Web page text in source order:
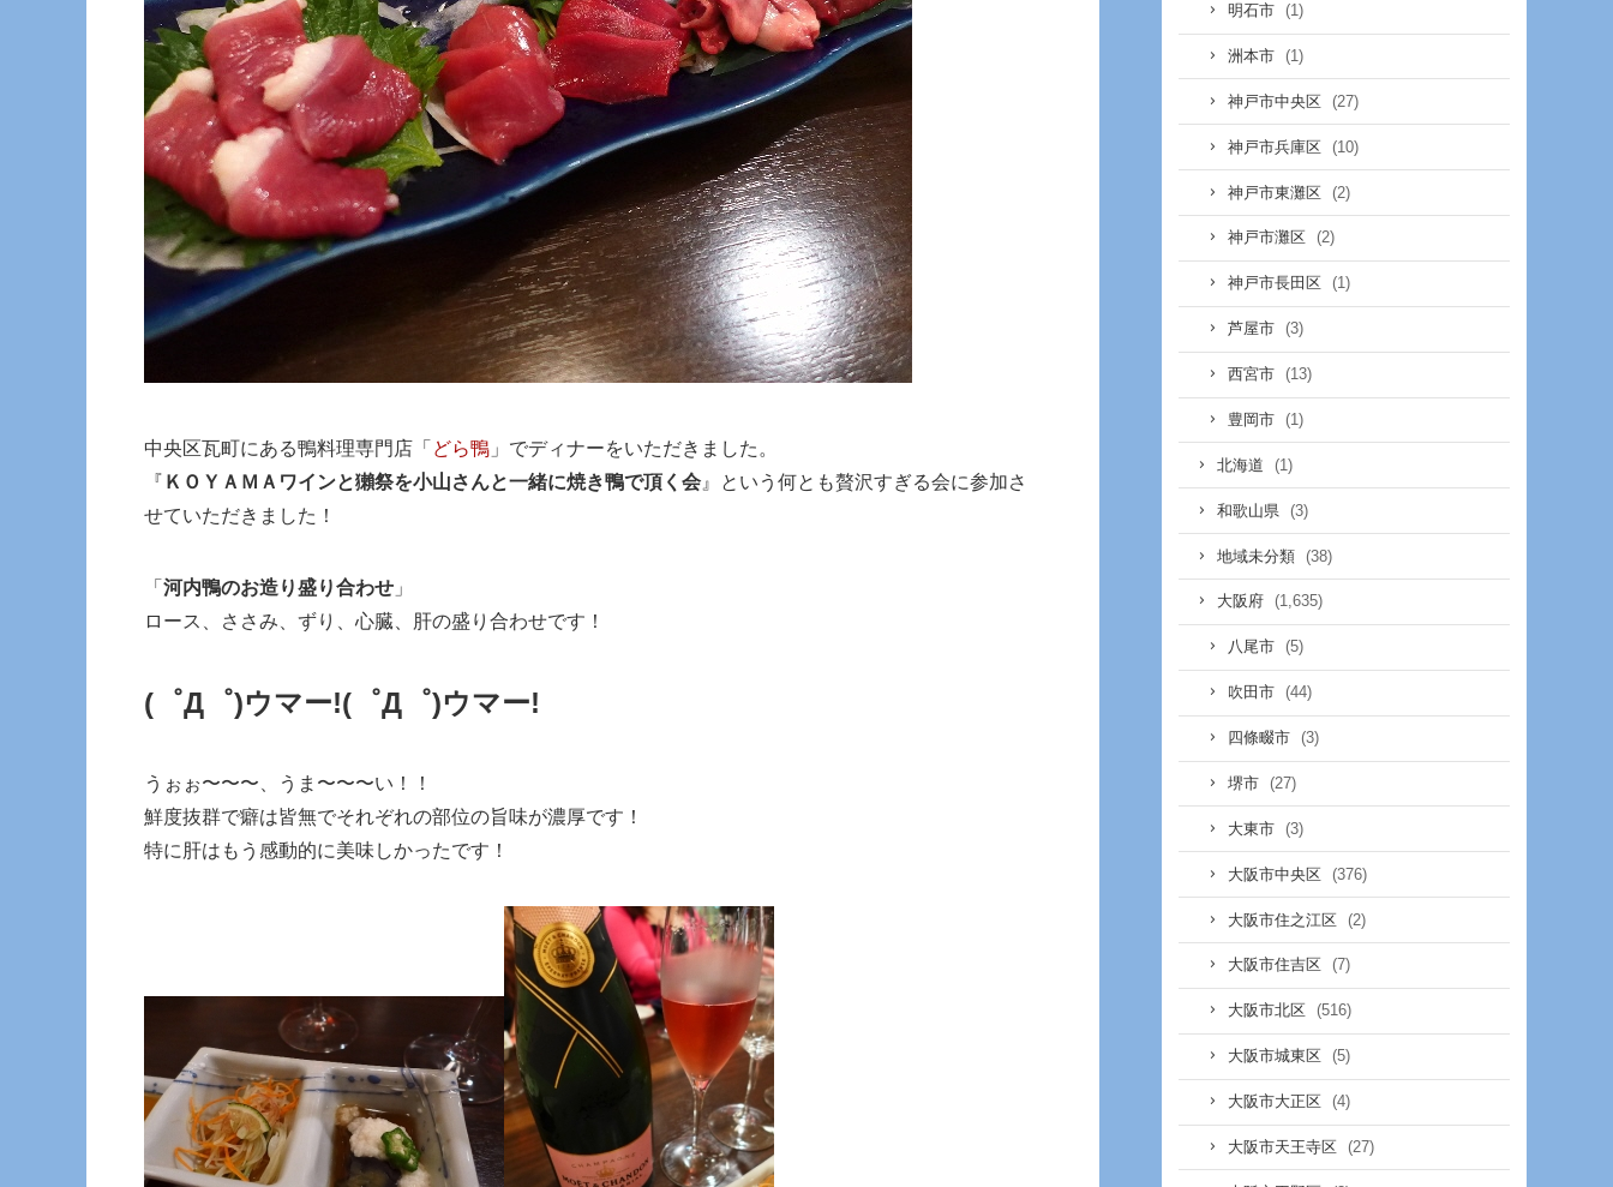
中央区瓦町にある鴨料理専門店「 どら鴨 」でディナーをいただきました。
『 ＫＯＹＡＭＡワインと獺祭を小山さんと一緒に焼き鴨で頂く会 』という何とも贅沢すぎる会に参加さ
せていただきました！
「 河内鴨のお造り盛り合わせ 」
ロース、ささみ、ずり、心臓、肝の盛り合わせです！
(゜Д゜)ウマー!(゜Д゜)ウマー!
うぉぉ〜〜〜、うま〜〜〜い！！
鮮度抜群で癖は皆無でそれぞれの部位の旨味が濃厚です！
特に肝はもう感動的に美味しかったです！
明石市 (1)
洲本市 (1)
神戸市中央区 (27)
神戸市兵庫区 (10)
神戸市東灘区 (2)
神戸市灘区 (2)
神戸市長田区 (1)
芦屋市 (3)
西宮市 (13)
豊岡市 (1)
北海道 (1)
和歌山県 (3)
地域未分類 (38)
大阪府 (1,635)
八尾市 (5)
吹田市 (44)
四條畷市 (3)
堺市 (27)
大東市 (3)
大阪市中央区 (376)
大阪市住之江区 (2)
大阪市住吉区 (7)
大阪市北区 (516)
大阪市城東区 (5)
大阪市大正区 (4)
大阪市天王寺区 (27)